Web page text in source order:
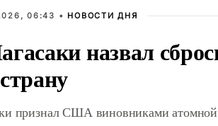
06:43 • НОВОСТИ ДНЯ
назвал
признал США виновниками